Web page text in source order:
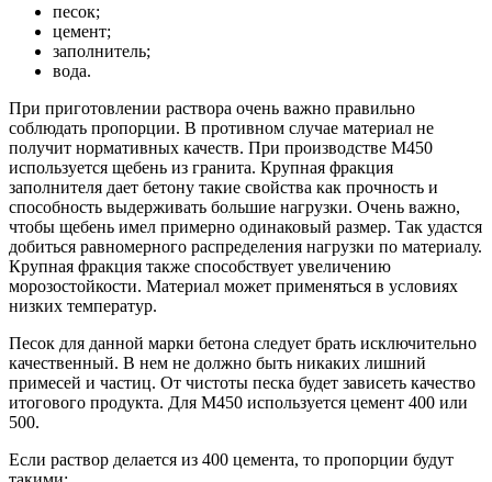
песок;
цемент;
заполнитель;
вода.
При приготовлении раствора очень важно правильно
соблюдать пропорции. В противном случае материал не
получит нормативных качеств. При производстве М450
используется щебень из гранита. Крупная фракция
заполнителя дает бетону такие свойства как прочность и
способность выдерживать большие нагрузки. Очень важно,
чтобы щебень имел примерно одинаковый размер. Так удастся
добиться равномерного распределения нагрузки по материалу.
Крупная фракция также способствует увеличению
морозостойкости. Материал может применяться в условиях
низких температур.
Песок для данной марки бетона следует брать исключительно
качественный. В нем не должно быть никаких лишний
примесей и частиц. От чистоты песка будет зависеть качество
итогового продукта. Для М450 используется цемент 400 или
500.
Если раствор делается из 400 цемента, то пропорции будут